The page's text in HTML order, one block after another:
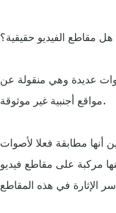
هل مقاطع الفيديو حقيقية؟
عديدة وهي منقولة عن
مواقع أجنبية غير موثوقة.
أنها مطابقة فعلا لأصوات
مركبة على مقاطع فيديو